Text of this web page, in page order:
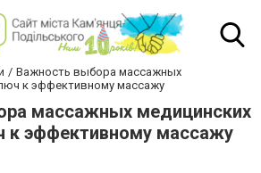
Важность выбора массажных
к эффективному массажу
массажных медицинских
к эффективному массажу